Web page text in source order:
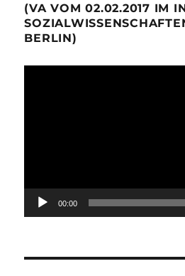
(VA VOM 02.02.2017 IM
BERLIN)
00:00